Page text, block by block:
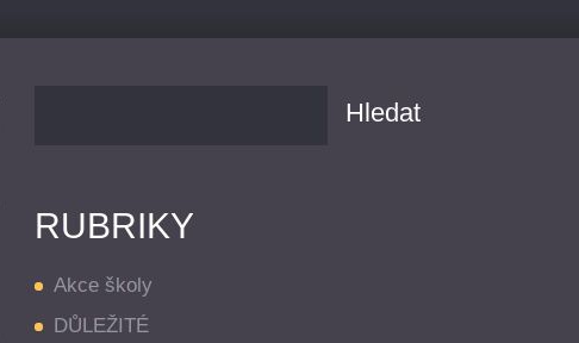
RUBRIKY
Akce školy
DŮLEŽITÉ